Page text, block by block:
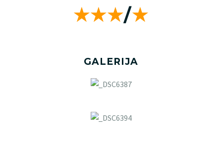
★★★/★
GALERIJA